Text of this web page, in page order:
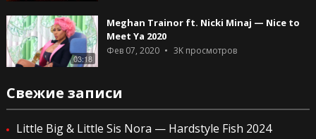
03:18
Meghan Trainor ft. Nicki Minaj — Nice to
Meet Ya 2020
Фев 07, 2020 3Kпросмотров
Свежие записи
Little Big & Little Sis Nora — Hardstyle Fish 2024